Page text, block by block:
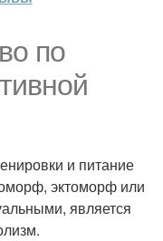
по
и питание
эктоморф или
является